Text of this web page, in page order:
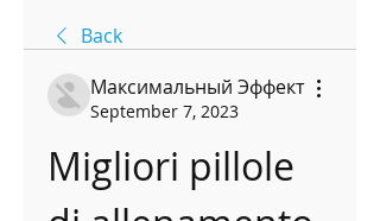
Back
Максимальный Эффект
September 7, 2023
Migliori pillole